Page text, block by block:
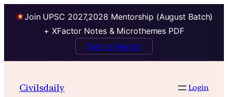
Join UPSC 2027,2028 Mentorship (August Batch)
+ XFactor Notes & Microthemes PDF
Talk to Mentor
contentCivilsdaily Login